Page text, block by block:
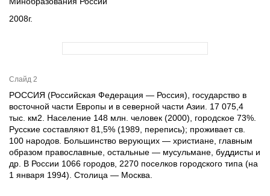
2008г.
Слайд 2
РОССИЯ (Российская Федерация — Россия), государство в
восточной части Европы и в северной части Азии. 17 075,4
тыс. км2. Население 148 млн. человек (2000), городское 73%.
Русские составляют 81,5% (1989, перепись); проживает св.
100 народов. Большинство верующих — христиане, главным
образом православные, остальные — мусульмане, буддисты и
др. В России 1066 городов, 2270 поселков городского типа (на
1 января 1994). Столица — Москва.